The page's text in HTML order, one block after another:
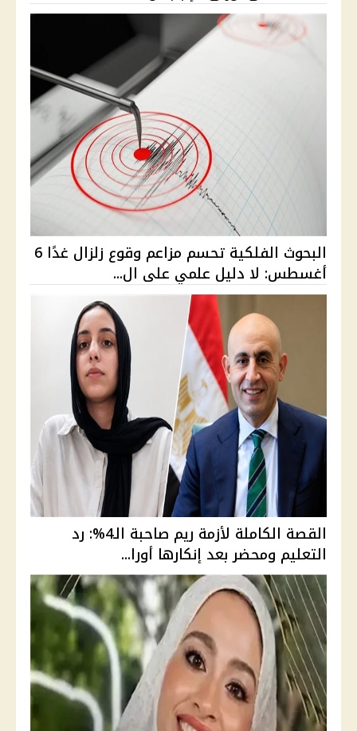
البحوث الفلكية تحسم مزاعم وقوع زلزال غدًا 6
أغسطس: لا دليل علمي على ال...
القصة الكاملة لأزمة ريم صاحبة الـ4%: رد
التعليم ومحضر بعد إنكارها أورا...